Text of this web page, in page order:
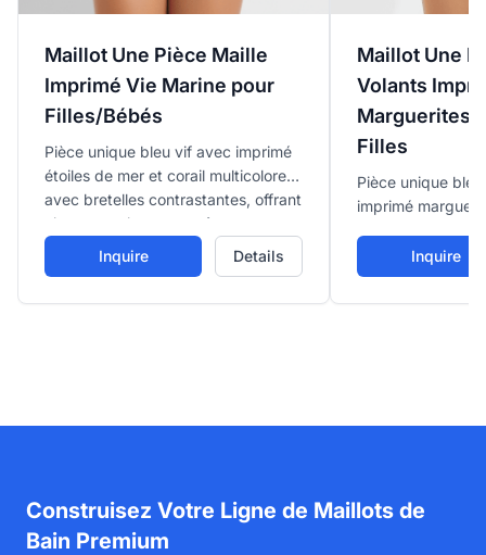
Maillot Une Pièce Maille
Imprimé Vie Marine pour
Filles/Bébés
Pièce unique bleu vif avec imprimé
étoiles de mer et corail multicolore
avec bretelles contrastantes, offrant
ajustement joyeux et sûr.
Inquire
Details
Maillot Une
Volants
Marguerites
Filles
Pièce unique
imprimé
mignon inspiré
Inquire
Construisez Votre Ligne de Maillots de
Bain Premium